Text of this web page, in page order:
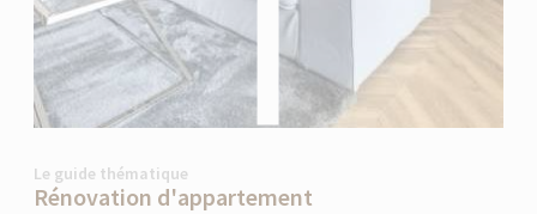
Le guide thématique
Rénovation d'appartement